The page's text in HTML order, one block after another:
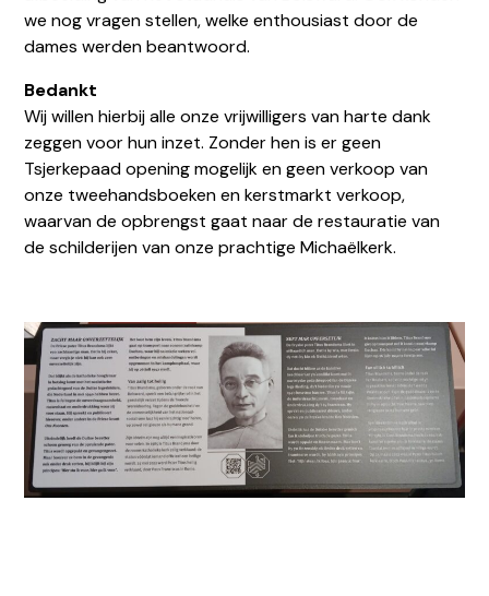
we nog vragen stellen, welke enthousiast door de
dames werden beantwoord.
Bedankt
Wij willen hierbij alle onze vrijwilligers van harte dank
zeggen voor hun inzet. Zonder hen is er geen
Tsjerkepaad opening mogelijk en geen verkoop van
onze tweehandsboeken en kerstmarkt verkoop,
waarvan de opbrengst gaat naar de restauratie van
de schilderijen van onze prachtige Michaëlkerk.